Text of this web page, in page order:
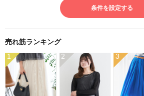
条件を設定する
売れ筋ランキング
1 2 3